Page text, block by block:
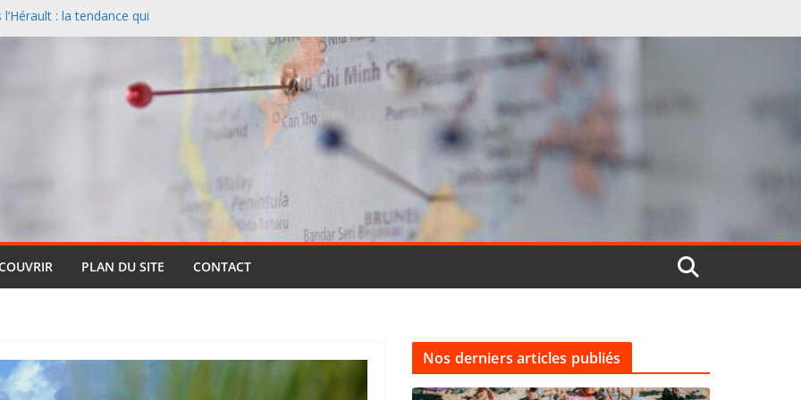
: la tendance qui
paysage naturel
et la Méditerranée
: pourquoi cette formule
(et pourquoi elle reste si
PLAN DU SITE CONTACT
Nos derniers articles publiés